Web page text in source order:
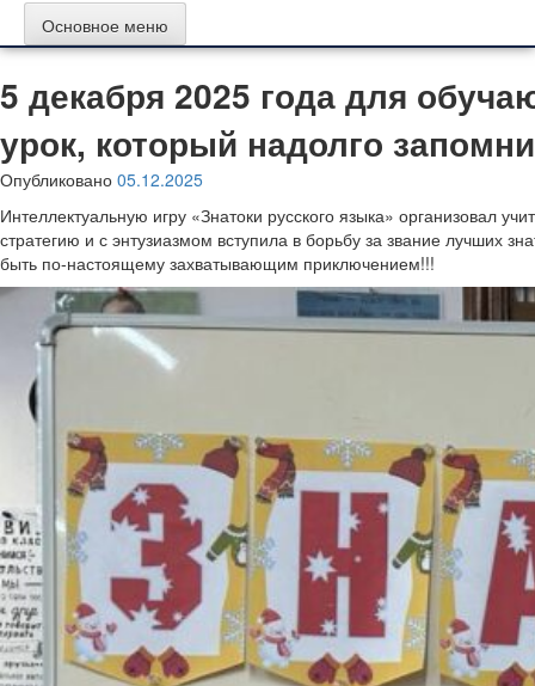
Основное меню
5 декабря 2025 года для
урок, который надолго
Опубликовано 05.12.2025
Интеллектуальную игру «Знатоки русского языка» организовал
стратегию и с энтузиазмом вступила в борьбу за звание лучших
быть по-настоящему захватывающим приключением!!!